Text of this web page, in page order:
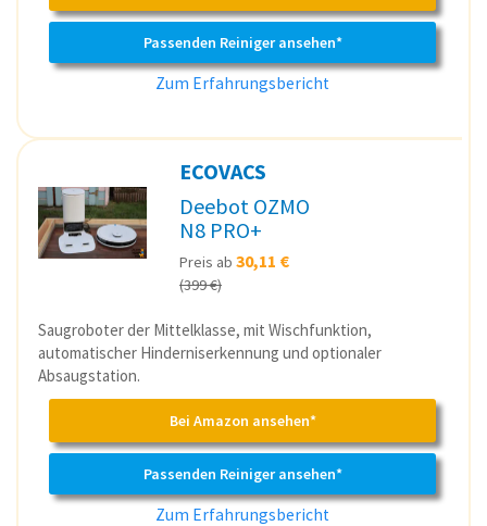
Passenden Reiniger ansehen*
Zum Erfahrungsbericht
ECOVACS
Deebot OZMO
N8 PRO+
Preis ab 30,11 €
(399 €)
Saugroboter der Mittelklasse, mit Wischfunktion,
automatischer Hinderniserkennung und optionaler
Absaugstation.
Bei Amazon ansehen*
Passenden Reiniger ansehen*
Zum Erfahrungsbericht